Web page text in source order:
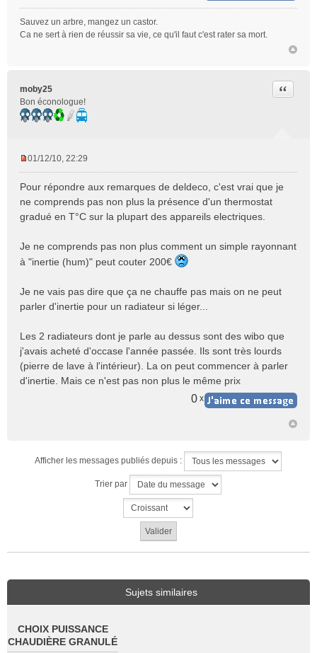
Sauvez un arbre, mangez un castor.
Ca ne sert à rien de réussir sa vie, ce qu'il faut c'est rater sa mort.
moby25
Bon éconologue!
Citer
s
s
a
e
n
l
u
01/12/10, 22:29
Pour répondre aux remarques de deldeco, c'est vrai que je
ne comprends pas non plus la présence d'un thermostat
gradué en T°C sur la plupart des appareils electriques.
Je ne comprends pas non plus comment un simple rayonnant
à "inertie (hum)" peut couter 200€
Je ne vais pas dire que ça ne chauffe pas mais on ne peut
parler d'inertie pour un radiateur si léger...
Les 2 radiateurs dont je parle au dessus sont des wibo que
j'avais acheté d'occase l'année passée. Ils sont très lourds
(pierre de lave à l'intérieur). La on peut commencer à parler
d'inertie. Mais ce n'est pas non plus le même prix
0 x
Afficher les messages publiés depuis :
Trier par
Sujets similaires
CHOIX PUISSANCE
CHAUDIÈRE GRANULÉ